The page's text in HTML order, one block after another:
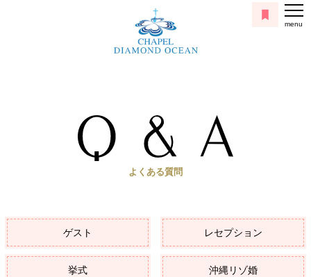
menu
よくある質問
ゲスト レセプション
挙式 沖縄リゾ婚